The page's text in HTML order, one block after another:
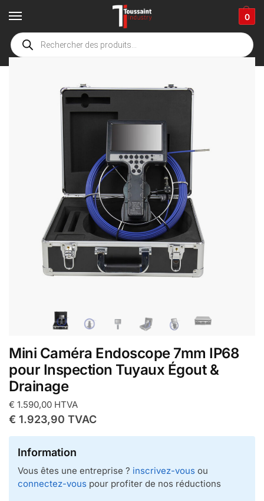
0
Accueil boutique / Caméra d'inspection de canalisation
Mini Caméra Endoscope 7mm IP68
pour Inspection Tuyaux Égout &
Drainage
€ 1.590,00 HTVA
€ 1.923,90 TVAC
Information
Vous êtes une entreprise ? inscrivez-vous ou
connectez-vous pour profiter de nos réductions